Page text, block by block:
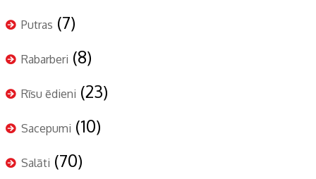
Putras (7)
Rabarberi (8)
Rīsu ēdieni (23)
Sacepumi (10)
Salāti (70)